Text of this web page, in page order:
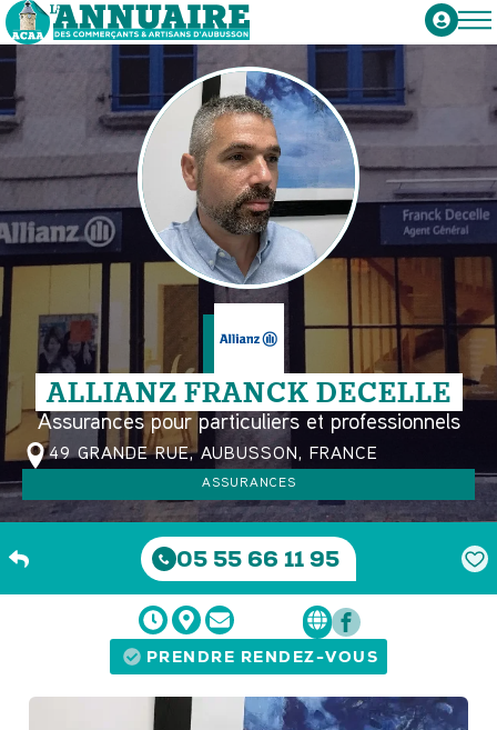
ALLIANZ FRANCK DECELLE
Assurances pour particuliers et professionnels
49 GRANDE RUE, AUBUSSON, FRANCE
ASSURANCES
05 55 66 11 95
PRENDRE RENDEZ-VOUS